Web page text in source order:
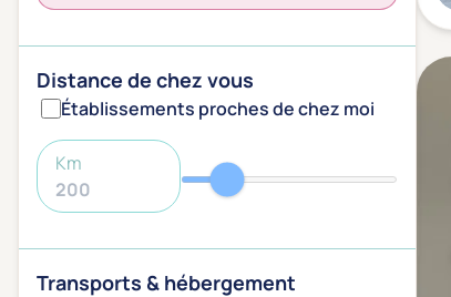
Distance de chez vous
Établissements proches de chez moi
Km
Transports & hébergement